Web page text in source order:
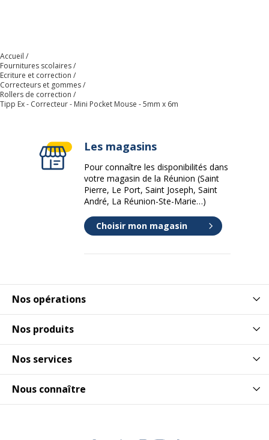
Accueil
Fournitures scolaires
Ecriture et correction
Correcteurs et gommes
Rollers de correction
Tipp Ex - Correcteur - Mini Pocket Mouse - 5mm x 6m
Nos opérations
Nos produits
Nos services
Nous connaître
Les magasins
Pour connaître les disponibilités dans
votre magasin de la Réunion (Saint
Pierre, Le Port, Saint Joseph, Saint
André, La Réunion-Ste-Marie…)
Choisir mon magasin